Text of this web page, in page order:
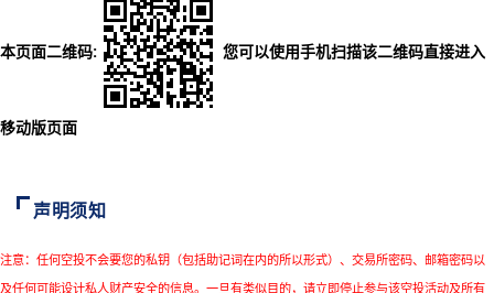
本页面二维码: 您可以使用手机扫描该二维码直接进入
移动版页面
声明须知
注意：任何空投不会要您的私钥（包括助记词在内的所以形式）、交易所密码、邮箱密码以
及任何可能设计私人财产安全的信息。一旦有类似目的，请立即停止参与该空投活动及所有